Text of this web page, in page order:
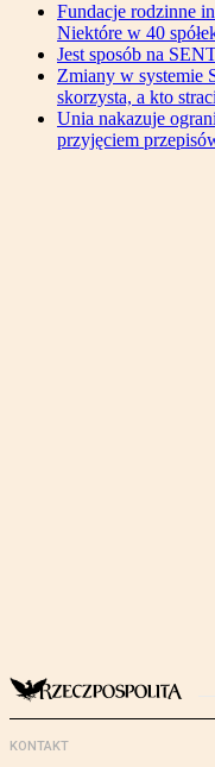
Fundacje rodzinne
Niektóre w 40
Jest sposób na
Zmiany w systemie
skorzysta, a kto straci
Unia nakazuje
przyjęciem
KONTAKT